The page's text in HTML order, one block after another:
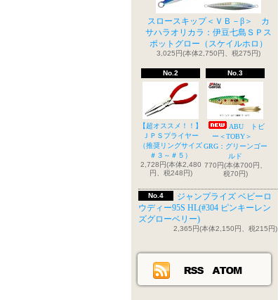
スロースキップ＜ＶＢ－β＞ カ
サハラオリカラ：伊豆七島ＳＰス
ポットグロー（スケイルホロ）
3,025円(本体2,750円、税275円)
No.2
【超オススメ！！】
ＪＰＳプライヤー
（推奨リングサイズ
＃３～＃５）
2,728円(本体2,480
円、税248円)
No.3
ABU トビ
ー＜TOBY＞
GRG：グリーンゴー
ルド
770円(本体700円、
税70円)
No.4
ジャンプライズ ベビーロ
ウディー95S HL(#304 ピンキーレン
ズグローベリー)
2,365円(本体2,150円、税215円)